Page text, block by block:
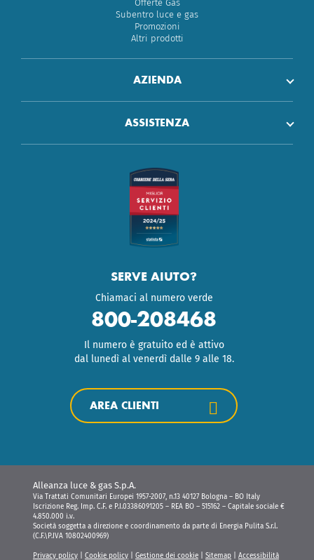
Offerte Gas
Subentro luce e gas
Promozioni
Altri prodotti
AZIENDA
ASSISTENZA
SERVE AIUTO?
Chiamaci al numero verde
800-208468
Il numero è gratuito ed è attivo
dal lunedì al venerdì dalle 9 alle 18.
AREA CLIENTI
Alleanza luce & gas S.p.A.
Via Trattati Comunitari Europei 1957-2007, n.13 40127 Bologna – BO Italy
Iscrizione Reg. Imp. C.F. e P.I.03386091205 – REA BO – 515162 – Capitale sociale €
4.850.000 i.v.
Società soggetta a direzione e coordinamento da parte di Energia Pulita S.r.l.
(C.F.\P.IVA 10802400969)
Privacy policy Cookie policy Gestione dei cookie Sitemap Accessibilità